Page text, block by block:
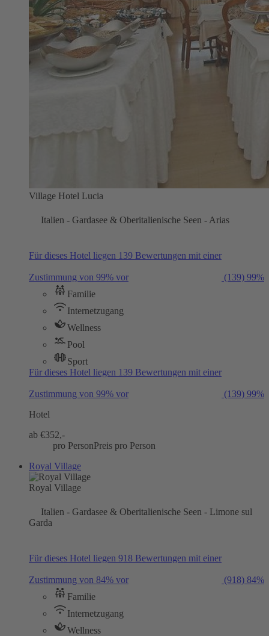
Village Hotel Lucia
Italien - Gardasee & Oberitalienische Seen - Arias
Für dieses Hotel liegen 139 Bewertungen mit einer
Zustimmung von 99% vor (139) 99%
Familie
Internetzugang
Wellness
Pool
Sport
Für dieses Hotel liegen 139 Bewertungen mit einer
Zustimmung von 99% vor (139) 99%
Hotel
ab €352,-
pro PersonPreis pro Person
Royal Village
Royal Village
Italien - Gardasee & Oberitalienische Seen - Limone sul
Garda
Für dieses Hotel liegen 918 Bewertungen mit einer
Zustimmung von 84% vor (918) 84%
Familie
Internetzugang
Wellness